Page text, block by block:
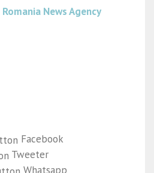
Romania News Agency
Facebook
Tweeter
Whatsapp